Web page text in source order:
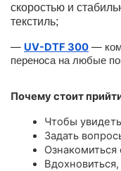
скоростью и
текстиль;
— UV-DTF 300 —
переноса на любые
Почему стоит
Чтобы
Задать